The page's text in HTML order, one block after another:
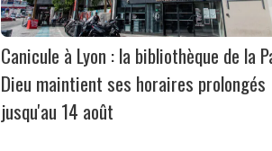
Canicule à Lyon : la bibliothèque de la
Dieu maintient ses horaires prolongés
jusqu'au 14 août